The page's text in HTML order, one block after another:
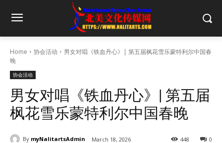
Home 协会活动
男女对唱《铁血丹心》| 第五届枫花雪乐蒙特利尔中国春
晚
协会活动
男女对唱《铁血丹心》| 第五届
枫花雪乐蒙特利尔中国春晚
By myNalitartsAdmin March 18, 2026 0
448